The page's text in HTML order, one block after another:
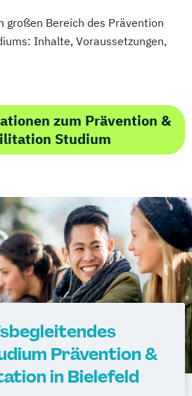
großen Bereich des Prävention
Inhalte, Voraussetzungen,
zum Prävention &
Studium
Prävention &
in Bielefeld